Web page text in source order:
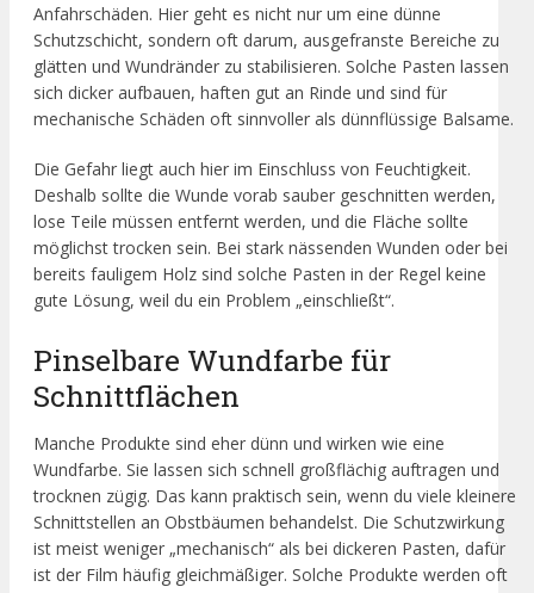
Anfahrschäden. Hier geht es nicht nur um eine dünne
Schutzschicht, sondern oft darum, ausgefranste Bereiche zu
glätten und Wundränder zu stabilisieren. Solche Pasten lassen
sich dicker aufbauen, haften gut an Rinde und sind für
mechanische Schäden oft sinnvoller als dünnflüssige Balsame.
Die Gefahr liegt auch hier im Einschluss von Feuchtigkeit.
Deshalb sollte die Wunde vorab sauber geschnitten werden,
lose Teile müssen entfernt werden, und die Fläche sollte
möglichst trocken sein. Bei stark nässenden Wunden oder bei
bereits fauligem Holz sind solche Pasten in der Regel keine
gute Lösung, weil du ein Problem „einschließt“.
Pinselbare Wundfarbe für
Schnittflächen
Manche Produkte sind eher dünn und wirken wie eine
Wundfarbe. Sie lassen sich schnell großflächig auftragen und
trocknen zügig. Das kann praktisch sein, wenn du viele kleinere
Schnittstellen an Obstbäumen behandelst. Die Schutzwirkung
ist meist weniger „mechanisch“ als bei dickeren Pasten, dafür
ist der Film häufig gleichmäßiger. Solche Produkte werden oft